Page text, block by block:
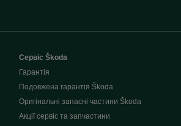
Сервіс Škoda
Гарантія
Подовжена гарантія Škoda
Оригінальні запасні частини Škoda
Акції сервіс та запчастини